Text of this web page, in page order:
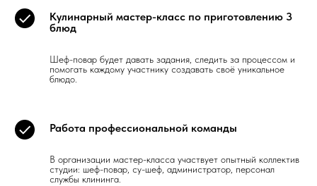
Кулинарный мастер-класс по приготовлению 3
блюд
Шеф-повар будет давать задания, следить за процессом и
помогать каждому участнику создавать своё уникальное
блюдо.
Работа профессиональной команды
В организации мастер-класса участвует опытный коллектив
студии: шеф-повар, су-шеф, администратор, персонал
службы клининга.